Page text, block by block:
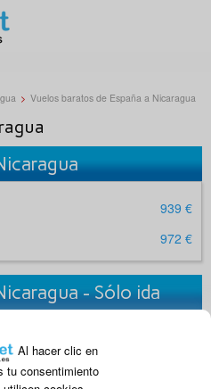
> Vuelos baratos de España a Nicaragua
939 €
972 €
- Sólo ida
| Vuelos baratos a Honduras
Al hacer clic en
tu consentimiento